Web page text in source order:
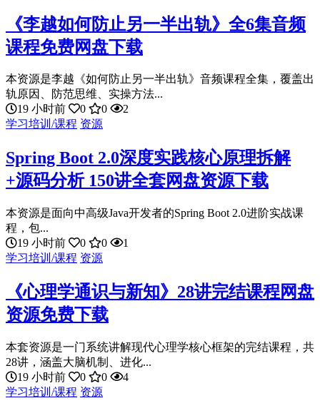
《李越如何防止另一半出轨》全6集音频
课程免费网盘下载
本资源是李越《如何防止另一半出轨》音频课程全集，覆盖出
轨原因、防范思维、实操方法...
19 小时前
0 0
2
学习培训/课程 资源
Spring Boot 2.0深度实践核心原理拆解
+源码分析 150讲全套网盘资源下载
本资源是面向中高级Java开发者的Spring Boot 2.0进阶实战课
程，包...
19 小时前
0 0
1
学习培训/课程 资源
《心理学通识与新知》28讲完结课程网盘
资源免费下载
本套资源是一门系统讲解现代心理学核心框架的完结课程，共
28讲，涵盖大脑机制、进化...
19 小时前
0 0
4
学习培训/课程 资源